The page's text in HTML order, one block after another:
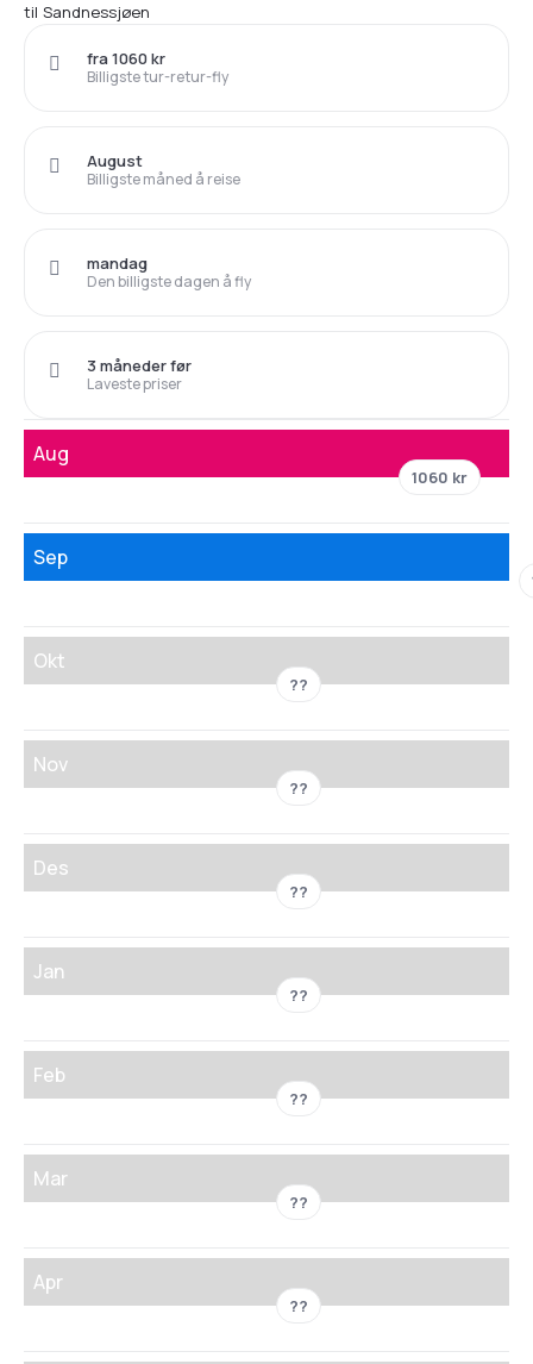
til Sandnessjøen
Billigste tur-retur-fly
fra 1060 kr
Billigste måned å reise
August
Den billigste dagen å fly
mandag
Laveste priser
3 måneder før
Aug
1060 kr
Sep
Okt
??
Nov
??
Des
??
Jan
??
Feb
??
Mar
??
Apr
??